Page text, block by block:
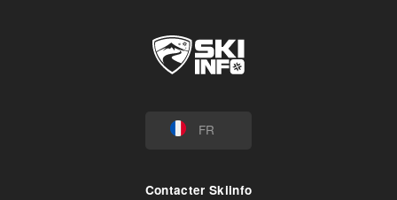
FR
Contacter Skiinfo